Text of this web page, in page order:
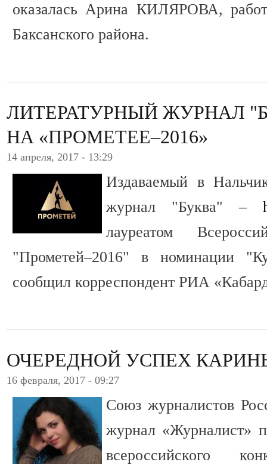
оказалась Арина КИЛЯРОВА,
Баксанского района.
ЛИТЕРАТУРНЫЙ ЖУРНАЛ
НА «ПРОМЕТЕЕ–2016»
14 апреля, 2017 - 13:29
Издаваемый в
журнал "Буква" –
лауреатом
"Прометей–2016" в номинации
сообщил корреспондент РИА
ОЧЕРЕДНОЙ УСПЕХ
16 февраля, 2017 - 09:27
Союз журналистов
журнал «Журналист»
всероссийского